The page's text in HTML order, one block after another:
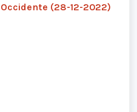
(28-12-2022)